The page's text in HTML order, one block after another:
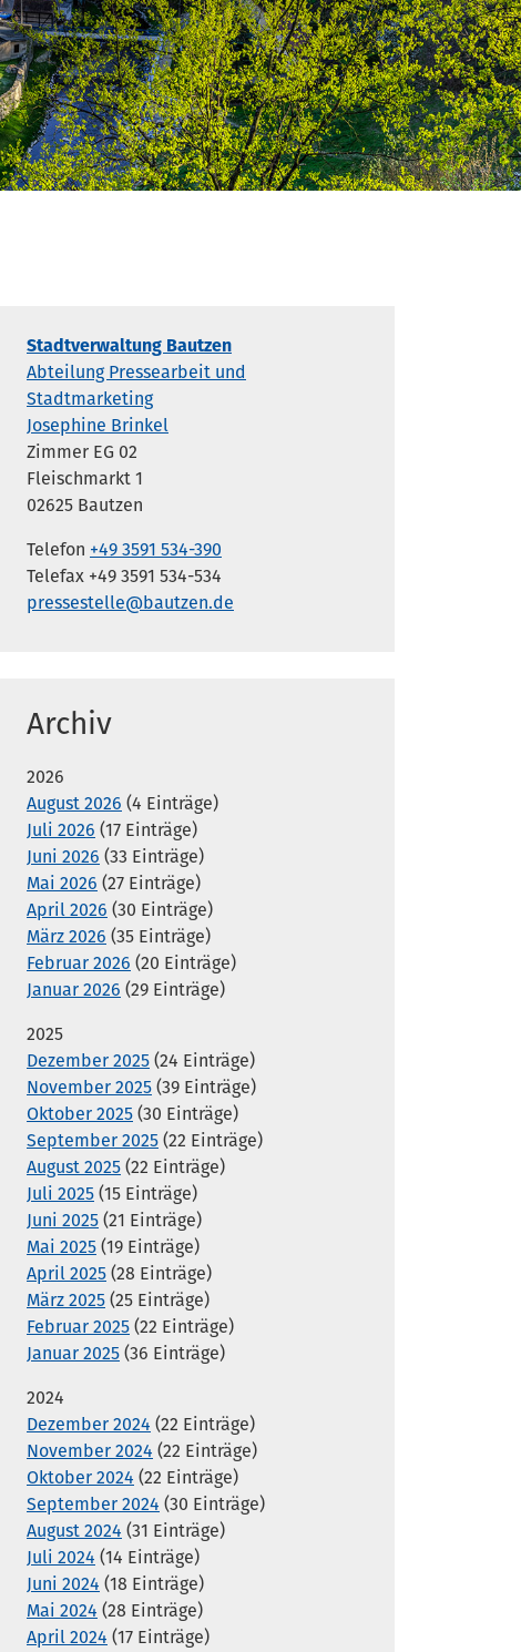
Stadtverwaltung Bautzen
Abteilung Pressearbeit und
Stadtmarketing
Josephine Brinkel
Zimmer EG 02
Fleischmarkt 1
02625 Bautzen
Telefon +49 3591 534-390
Telefax +49 3591 534-534
pressestelle@bautzen.de
Archiv
2026
August 2026 (4 Einträge)
Juli 2026 (17 Einträge)
Juni 2026 (33 Einträge)
Mai 2026 (27 Einträge)
April 2026 (30 Einträge)
März 2026 (35 Einträge)
Februar 2026 (20 Einträge)
Januar 2026 (29 Einträge)
2025
Dezember 2025 (24 Einträge)
November 2025 (39 Einträge)
Oktober 2025 (30 Einträge)
September 2025 (22 Einträge)
August 2025 (22 Einträge)
Juli 2025 (15 Einträge)
Juni 2025 (21 Einträge)
Mai 2025 (19 Einträge)
April 2025 (28 Einträge)
März 2025 (25 Einträge)
Februar 2025 (22 Einträge)
Januar 2025 (36 Einträge)
2024
Dezember 2024 (22 Einträge)
November 2024 (22 Einträge)
Oktober 2024 (22 Einträge)
September 2024 (30 Einträge)
August 2024 (31 Einträge)
Juli 2024 (14 Einträge)
Juni 2024 (18 Einträge)
Mai 2024 (28 Einträge)
April 2024 (17 Einträge)